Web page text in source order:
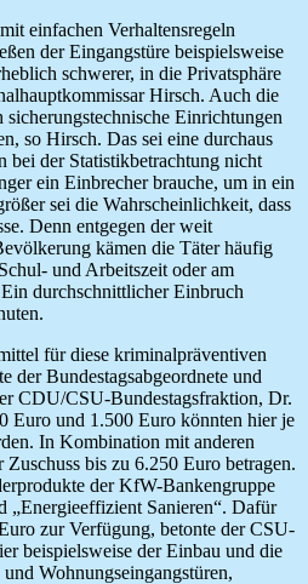
einfachen Verhaltensregeln
der Eingangstüre beispielsweise
schwerer, in die Privatsphäre
Hirsch. Auch die
Einrichtungen
so Hirsch. Das sei eine durchaus
der Statistikbetrachtung nicht
ein Einbrecher brauche, um in ein
sei die Wahrscheinlichkeit, dass
Denn entgegen der weit
kämen die Täter häufig
und Arbeitszeit oder am
durchschnittlicher Einbruch
für diese kriminalpräventiven
der Bundestagsabgeordnete und
CDU/CSU-Bundestagsfraktion, Dr.
Euro und 1.500 Euro könnten hier je
In Kombination mit anderen
bis zu 6.250 Euro betragen.
der KfW-Bankengruppe
„Energieeffizient Sanieren“. Dafür
zur Verfügung, betonte der CSU-
beispielsweise der Einbau und die
Wohnungseingangstüren,